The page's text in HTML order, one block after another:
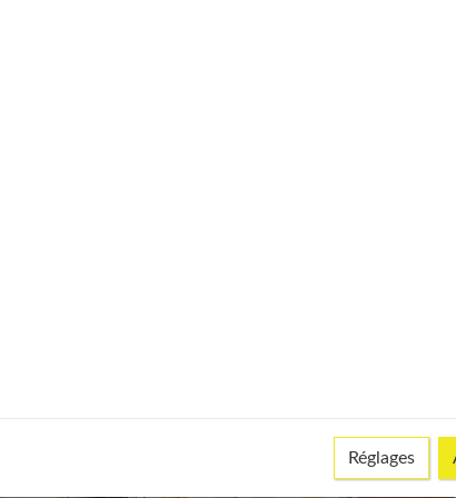
développé votre propre personnalité. Vous savez ce que
de négliger vos goûts au détriment de celui
dépareillées. Restez vous-même et mettez en
Réglages